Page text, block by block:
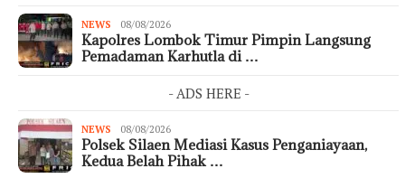
NEWS 08/08/2026
Kapolres Lombok Timur Pimpin Langsung
Pemadaman Karhutla di …
- ADS HERE -
NEWS 08/08/2026
Polsek Silaen Mediasi Kasus Penganiayaan,
Kedua Belah Pihak …